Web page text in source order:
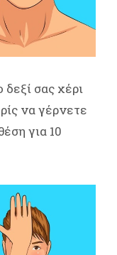
δεξί σας χέρι
να γέρνετε
για 10